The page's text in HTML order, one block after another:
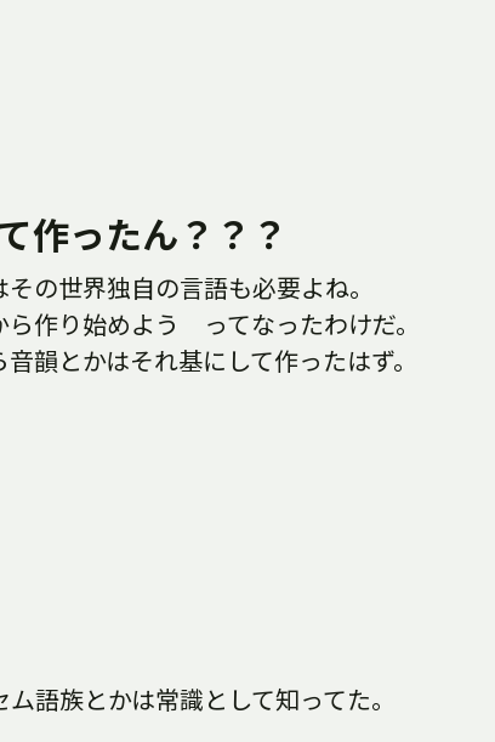
作ったん？？？
の世界独自の言語も必要よね。
作り始めよう ってなったわけだ。
韻とかはそれ基にして作ったはず。
語族とかは常識として知ってた。